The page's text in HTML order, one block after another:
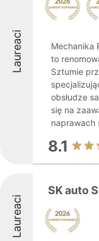
Laureaci
Mechanika
to
Sztumie
obsłudze
się na
naprawach
8.1
Laureaci
SK auto